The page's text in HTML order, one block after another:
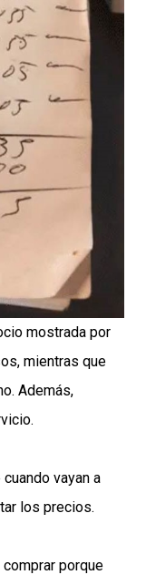
mostrada por
mientras que
Además,
vayan a
los precios.
porque